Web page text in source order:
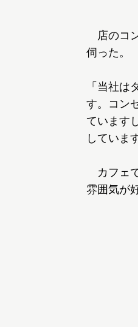
店のコ
伺った。
「当社
す。コン
ています
していま
カフェ
雰囲気が